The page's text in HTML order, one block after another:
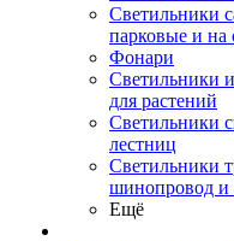
Светильники
парковые и на
Фонари
Светильники
для растений
Светильники
лестниц
Светильники
шинопровод и
Ещё